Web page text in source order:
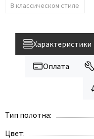
Kapelli
Krona Koblenz
Komfort Doors
Line Doors
Lockstyle
В классическом стиле
Характеристики
Оплата
Тип полотна:
Цвет: